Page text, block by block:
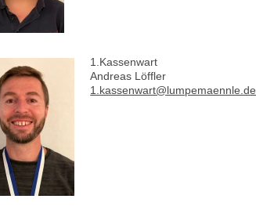
1.Kassenwart
Andreas Löffler
1.kassenwart@lumpemaennle.de